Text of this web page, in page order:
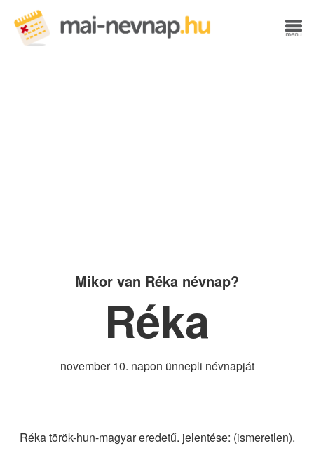
Mikor van Réka névnap?
Réka
november 10. napon ünnepli névnapját
Réka török-hun-magyar eredetű. jelentése: (ismeretlen).